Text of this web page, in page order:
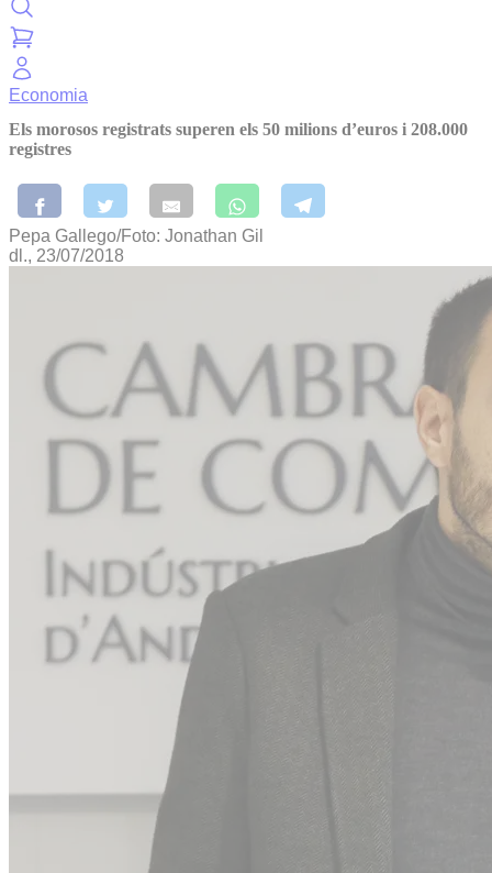
Economia
Els morosos registrats superen els 50 milions d’euros i 208.000
registres
Pepa Gallego/Foto: Jonathan Gil
dl., 23/07/2018